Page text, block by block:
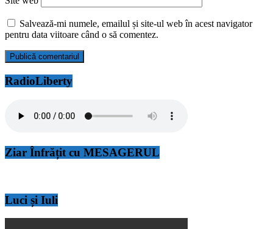
Salvează-mi numele, emailul și site-ul web în acest navigator
pentru data viitoare când o să comentez.
RadioLiberty
Ziar Înfrățit cu MESAGERUL
Luci și Iuli